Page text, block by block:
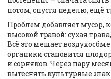
потом, спустя неделю, ещё
Проблем добавляет мусор,
высокой травой: сухая
Всё это мешает
органики становится
и сорняков. Через пару
вытеснять культурные